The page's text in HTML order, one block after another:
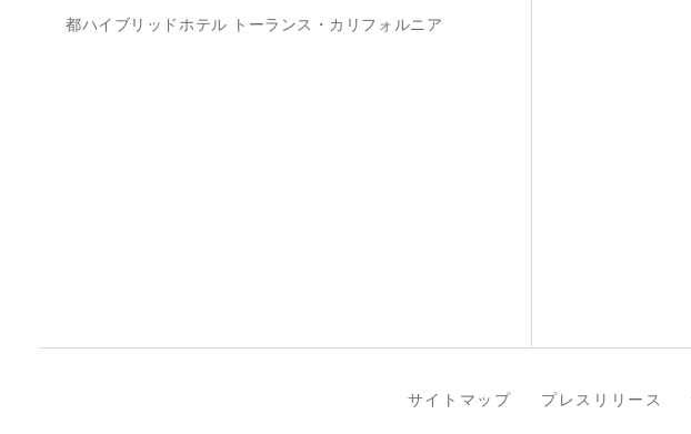
都ハイブリッドホテル トーランス・カリフォルニア
サイトマップ プレスリリース